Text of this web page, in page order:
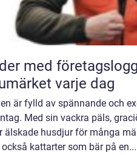
med
varje dag
är fylld av spännande och
Med sin vackra päls,
älskade husdjur för många
kattarter som bär på en...